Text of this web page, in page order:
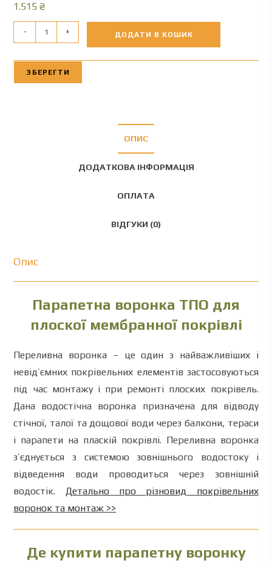
1.515₴
- + ДОДАТИ В КОШИК
ЗБЕРЕГТИ
ОПИС
ДОДАТКОВА ІНФОРМАЦІЯ
ОПЛАТА
ВІДГУКИ (0)
Опис
Парапетна воронка ТПО для
плоскої мембранної покрівлі
Переливна воронка – це один з найважливіших і
невід’ємних покрівельних елементів застосовуються
під час монтажу і при ремонті плоских покрівель.
Дана водостічна воронка призначена для
відводу
стічної, талої та дощової води через балкони, тераси
і парапети на пласкій покрівлі. Переливна воронка
з’єднується
з системою зовнішнього водостоку
і
відведення
води проводиться через
зовнішній
водостік. Детально про різновид покрівельних
воронок та монтаж >>
Де купити парапетну воронку